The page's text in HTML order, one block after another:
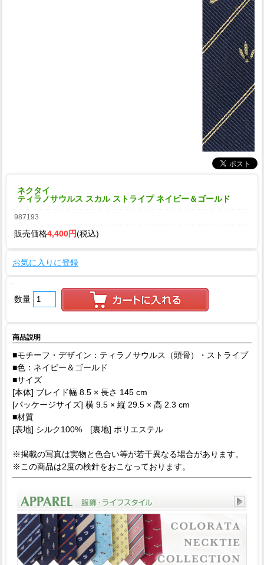
ネクタイ
ティラノサウルス スカル ストライプ ネイビー＆ゴールド
987193
販売価格4,400円(税込)
お気に入りに登録
数量
商品説明
■モチーフ・デザイン：ティラノサウルス（頭骨）・ストライプ
■色：ネイビー＆ゴールド
■サイズ
[本体] ブレイド幅 8.5 × 長さ 145 cm
[パッケージサイズ] 横 9.5 × 縦 29.5 × 高 2.3 cm
■材質
[表地] シルク100% [裏地] ポリエステル
※掲載の写真は実物と色合い等が若干異なる場合があります。
※この商品は2度の検針をおこなっております。